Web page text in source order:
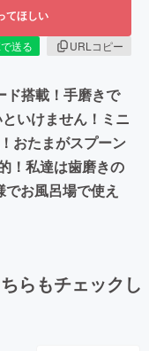
てほしい
送る
URLコピー
ド搭載！手磨きで
いけません！ミニ
おたまがスプーン
！私達は歯磨きの
お風呂場で使え
らもチェックし